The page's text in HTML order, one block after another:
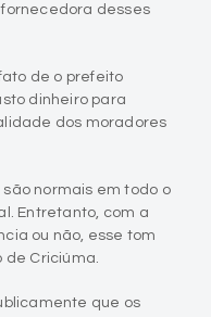
desses
de o prefeito
dinheiro para
dos moradores
normais em todo o
Entretanto, com a
ou não, esse tom
de Criciúma.
que os